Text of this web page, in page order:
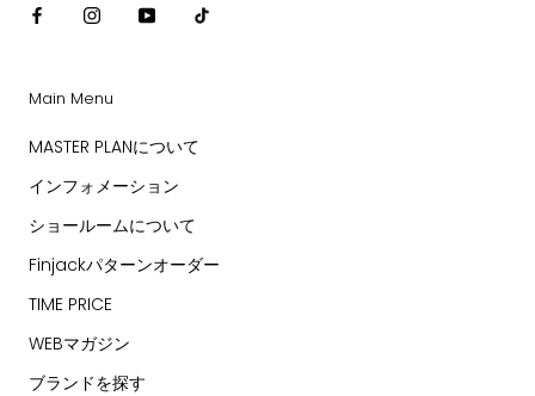
Main Menu
MASTER PLANについて
インフォメーション
ショールームについて
Finjackパターンオーダー
TIME PRICE
WEBマガジン
ブランドを探す